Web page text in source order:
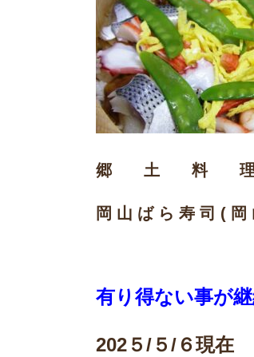
郷 土 料
岡 山 ば ら 寿 司 ( 岡
有り得ない事が継
202 ５/５/６現在